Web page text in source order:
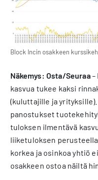
Block Incin osakkeen
Näkemys: Osta/Seuraa–
kasvua tukee kaksi
(kuluttajille ja
panostukset
tuloksen ilmentävä
liiketuloksen
korkea ja osinkoa yhtiö
osakkeen ostoa näiltä